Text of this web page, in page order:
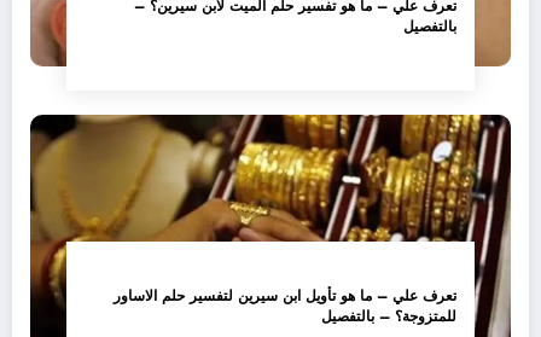
تعرف علي – ما هو تفسير حلم الميت لابن سيرين؟ –
بالتفصيل
تعرف علي – ما هو تأويل ابن سيرين لتفسير حلم الاساور
للمتزوجة؟ – بالتفصيل